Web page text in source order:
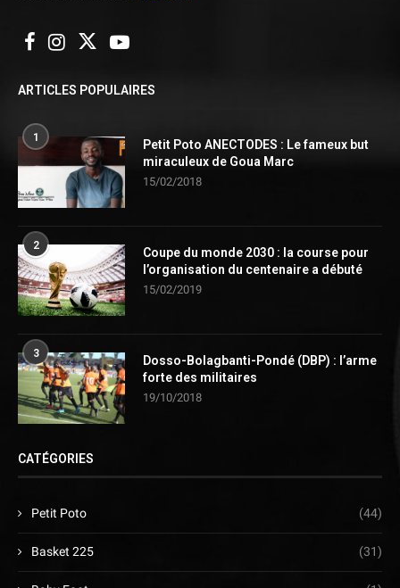
ARTICLES POPULAIRES
1
Petit Poto ANECTODES : Le fameux but
miraculeux de Goua Marc
15/02/2018
2
Coupe du monde 2030 : la course pour
l’organisation du centenaire a débuté
15/02/2019
3
Dosso-Bolagbanti-Pondé (DBP) : l’arme
forte des militaires
19/10/2018
CATÉGORIES
Petit Poto (44)
Basket 225 (31)